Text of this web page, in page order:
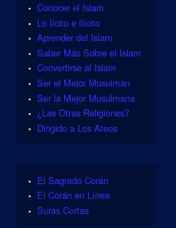
Conocer el Islam
Lo lícito e ilícito
Aprender del Islam
Saber Más Sobre el Islam
Convertirse al Islam
Ser el Mejor Musulmán
Ser la Mejor Musulmana
¿Las Otras Religiones?
Dirigido a Los Ateos
El Sagrado Corán
El Corán en Línea
Suras Cortas